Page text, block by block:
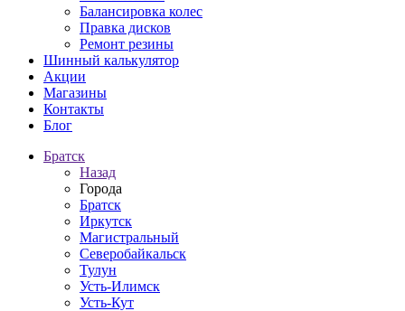
Балансировка колес
Правка дисков
Ремонт резины
Шинный калькулятор
Акции
Магазины
Контакты
Блог
Братск
Назад
Города
Братск
Иркутск
Магистральный
Северобайкальск
Тулун
Усть-Илимск
Усть-Кут